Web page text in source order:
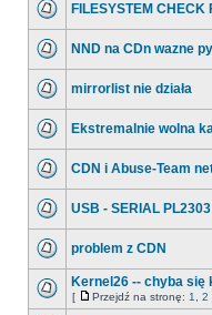
FILESYSTEM CHECK
NND na CDn wazne
mirrorlist nie działa
Ekstremalnie wolna
CDN i Abuse-Team
USB - SERIAL PL2303
problem z CDN
Kernel26 -- chyba się
[ Przejdź na stronę: 1 2